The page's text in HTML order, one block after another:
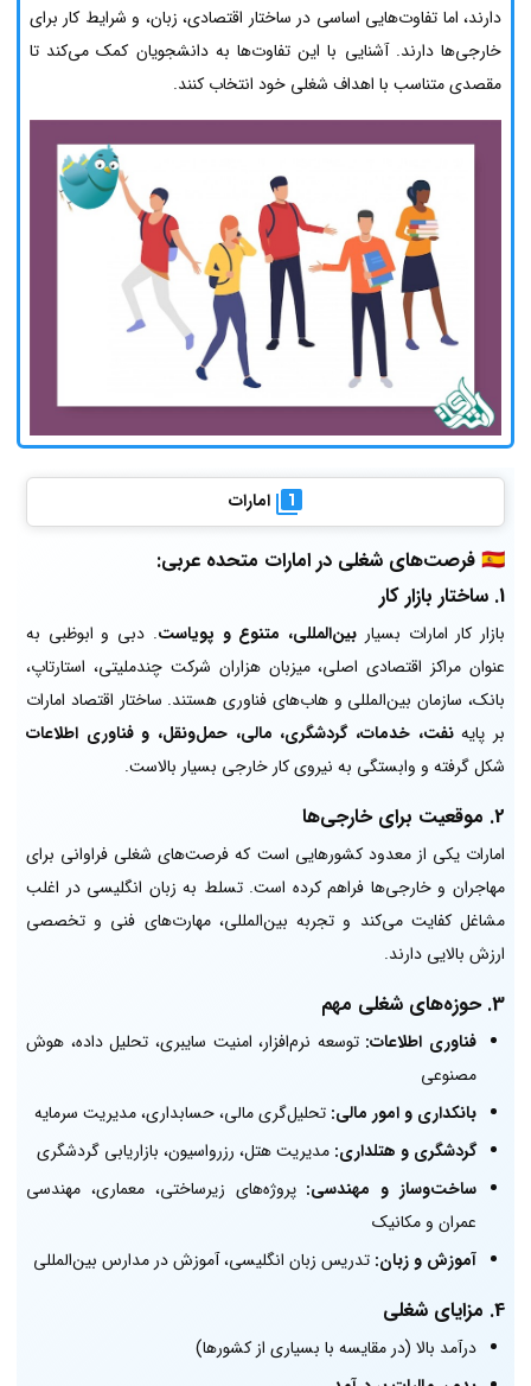
دارند، اما تفاوت‌هایی اساسی در ساختار اقتصادی، زبان، و شرایط کار برای
خارجی‌ها دارند. آشنایی با این تفاوت‌ها به دانشجویان کمک می‌کند تا
مقصدی متناسب با اهداف شغلی خود انتخاب کنند.
امارات
🇦🇪فرصت‌های شغلی در امارات متحده عربی:
1. ساختار بازار کار
بازار کار امارات بسیار بین‌المللی، متنوع و پویاست. دبی و ابوظبی به
عنوان مراکز اقتصادی اصلی، میزبان هزاران شرکت چندملیتی، استارتاپ،
بانک، سازمان بین‌المللی و هاب‌های فناوری هستند. ساختار اقتصاد امارات
بر پایهنفت، خدمات، گردشگری، مالی، حمل‌ونقل، و فناوری اطلاعات
شکل گرفته و وابستگی به نیروی کار خارجی بسیار بالاست.
2. موقعیت برای خارجی‌ها
امارات یکی از معدود کشورهایی است که فرصت‌های شغلی فراوانی برای
مهاجران و خارجی‌ها فراهم کرده است. تسلط به زبان انگلیسی در اغلب
مشاغل کفایت می‌کند و تجربه بین‌المللی، مهارت‌های فنی و تخصصی
ارزش بالایی دارند.
3. حوزه‌های شغلی مهم
فناوری اطلاعات: توسعه نرم‌افزار، امنیت سایبری، تحلیل داده، هوش
مصنوعی
بانکداری و امور مالی: تحلیل‌گری مالی، حسابداری، مدیریت سرمایه
گردشگری و هتلداری: مدیریت هتل، رزرواسیون، بازاریابی گردشگری
ساخت‌وساز و مهندسی: پروژه‌های زیرساختی، معماری، مهندسی
عمران و مکانیک
آموزش و زبان: تدریس زبان انگلیسی، آموزش در مدارس بین‌المللی
4. مزایای شغلی
درآمد بالا (در مقایسه با بسیاری از کشورها)